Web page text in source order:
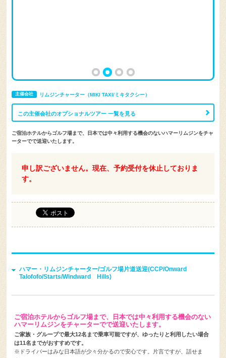
主催会社 リムジンチャーター（MIKI TAXI/ミキタクシー）
この主催会社のオプショナルツアー 一覧を見る
ご宿泊ホテルからゴルフ場まで、日本では中々利用する機会のないハマーリムジンをチャ
す。
ハマー・リムジンチャーター/ゴルフ場片道送迎(CCP/Onward
ご家族・グループで最大12名まで乗車可能ですが、ゆったりと利用したい場合
は11名までがおすすめです。
※ドライバーはみな日本語が少々分かるので安心です。片言ですが、話せま
す。